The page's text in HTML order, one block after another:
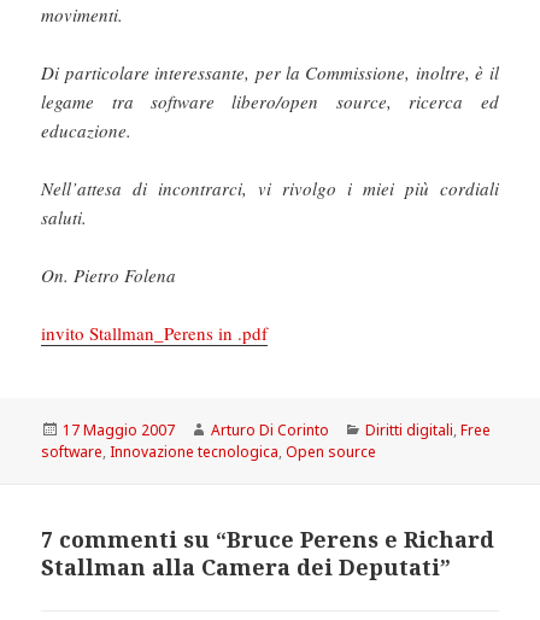
movimenti.
Di particolare interessante, per la Commissione, inoltre, è il
legame tra software libero/open source, ricerca ed
educazione.
Nell’attesa di incontrarci, vi rivolgo i miei più cordiali
saluti.
On. Pietro Folena
invito Stallman_Perens in .pdf
Scritto
il
17 Maggio 2007 Autore
Arturo Di Corinto Categorie
Diritti digitali,Free
software,Innovazione tecnologica,Open source
7 commenti su “Bruce Perens e Richard
Stallman alla Camera dei Deputati”